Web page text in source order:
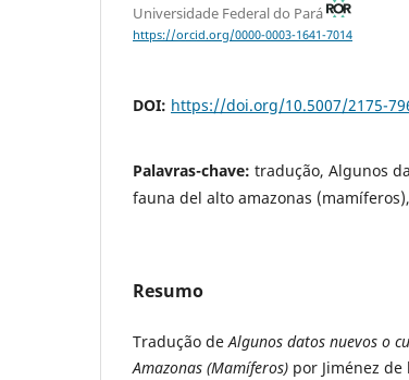
Universidade Federal do Pará
https://orcid.org/0000-0003-1641-7014
DOI: https://doi.org/10.5007/2175-
Palavras-chave: tradução, Algunos
fauna del alto amazonas
Resumo
Tradução deAlgunos datos nuevos o
Amazonas (Mamíferos) por Jiménez de